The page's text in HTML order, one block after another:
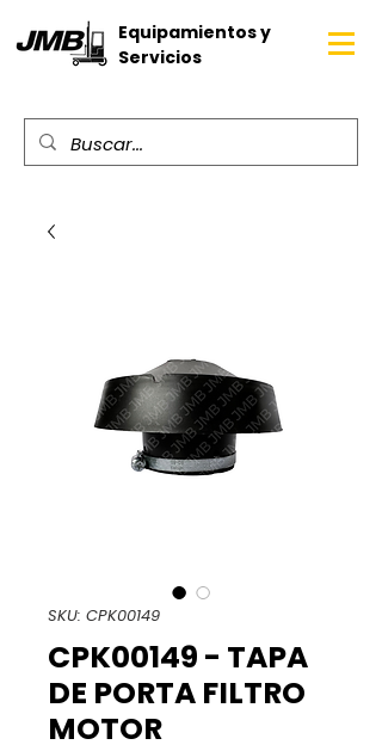
Equipamientos y
Servicios
SKU: CPK00149
CPK00149 - TAPA
DE PORTA FILTRO
MOTOR